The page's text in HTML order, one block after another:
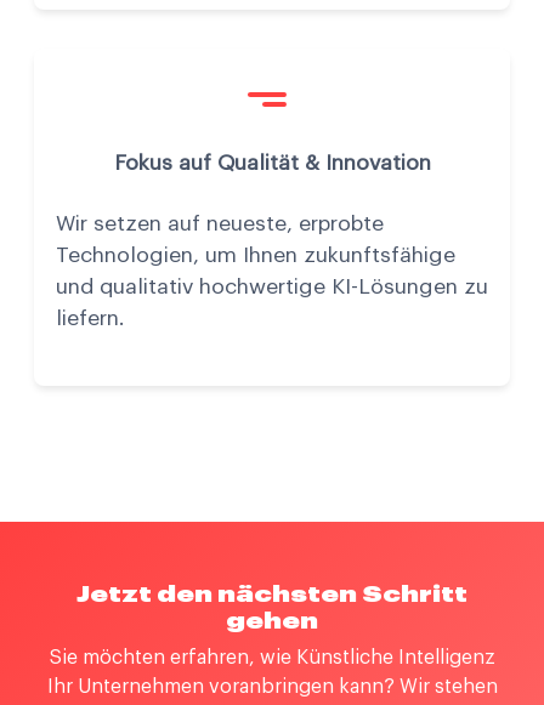
Fokus auf Qualität & Innovation
Wir setzen auf neueste, erprobte
Technologien, um Ihnen zukunftsfähige
und qualitativ hochwertige KI-Lösungen zu
liefern.
Jetzt den nächsten Schritt
gehen
Sie möchten erfahren, wie Künstliche Intelligenz
Ihr Unternehmen voranbringen kann? Wir stehen